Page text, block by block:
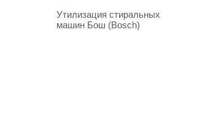
Утилизация стиральных
машин Бош (Bosch)